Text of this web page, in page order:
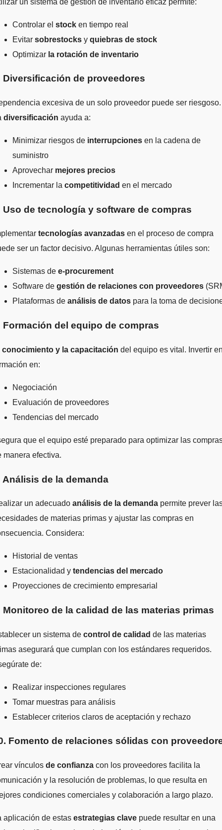
Controlar el stock en tiempo real
Evitar sobrestocks y quiebras de stock
Optimizar la rotación de inventario
Diversificación de proveedores
excesiva de un solo proveedor puede ser riesgoso.
diversificación ayuda a:
Minimizar riesgos de interrupciones en la cadena de
suministro
Aprovechar mejores precios
Incrementar la competitividad en el mercado
Uso de tecnología y software de compras
tecnologías avanzadas en el proceso de compra
ser un factor decisivo. Algunas herramientas útiles son:
Sistemas de e-procurement
Software de gestión de relaciones con proveedores
Plataformas de análisis de datos para la toma de
Formación del equipo de compras
conocimiento y la capacitación del equipo es vital. Invertir
en:
Negociación
Evaluación de proveedores
Tendencias del mercado
que el equipo esté preparado para optimizar las
manera efectiva.
Análisis de la demanda
un adecuado análisis de la demanda permite prever
de materias primas y ajustar las compras en
Considera:
Historial de ventas
Estacionalidad y tendencias del mercado
Proyecciones de crecimiento empresarial
Monitoreo de la calidad de las materias primas
un sistema de control de calidad de las materias
asegurará que cumplan con los estándares requeridos.
de:
Realizar inspecciones regulares
Tomar muestras para análisis
Establecer criterios claros de aceptación y rechazo
Fomento de relaciones sólidas con
vínculos de confianza con los proveedores facilita la
y la resolución de problemas, lo que resulta en
condiciones comerciales y colaboración a largo plazo.
aplicación de estas estrategias clave puede resultar en una